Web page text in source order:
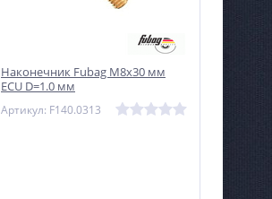
Наконечник Fubag M8х30 мм
ECU D=1.0 мм
Артикул: F140.0313